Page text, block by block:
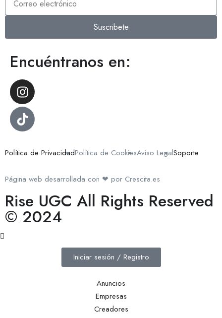
Suscribete
Encuéntranos en:
Política de PrivacidadPolítica de CookiesAviso LegalSoporte
Página web desarrollada con ❤ por Crescita.es
Rise UGC All Rights Reserved
© 2024
Iniciar sesión / Registro
Anuncios
Empresas
Creadores